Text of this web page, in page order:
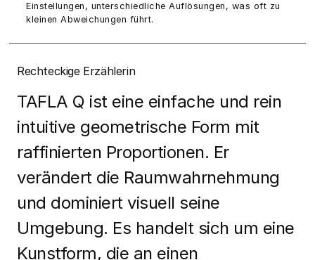
Einstellungen, unterschiedliche Auflösungen, was oft zu
kleinen Abweichungen führt.
Rechteckige Erzählerin
TAFLA Q ist eine einfache und rein
intuitive geometrische Form mit
raffinierten Proportionen. Er
verändert die Raumwahrnehmung
und dominiert visuell seine
Umgebung. Es handelt sich um eine
Kunstform, die an einen